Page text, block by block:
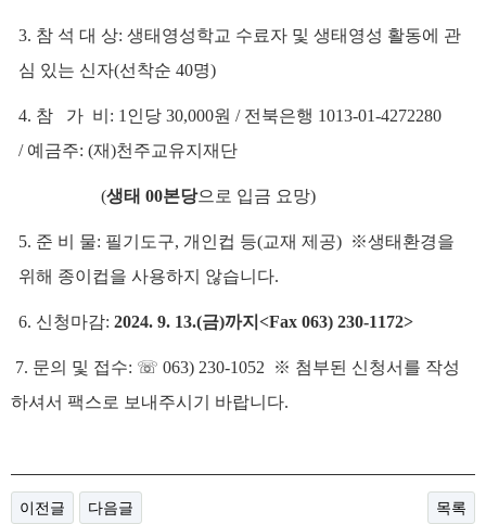
3. 참 석 대 상: 생태영성학교 수료자 및 생태영성 활동에 관
심 있는 신자(선착순 40명)
4. 참 가 비 : 1 인당 30,000원 / 전북은행 1013-01-4272280
/ 예금주: (재)천주교유지재단
(생태 00본당으로 입금 요망)
5. 준 비 물: 필기도구, 개인컵 등(교재 제공) ※생태환경을
위해 종이컵을 사용하지 않습니다.
6. 신청마감: 2024. 9. 13.(금)까지 <Fax 063) 230-1172>
7. 문의 및 접수: ☏ 063) 230-1052
※ 첨부된 신청서를 작성
하셔서 팩스로 보내주시기 바랍니다.
이전글 다음글 목록